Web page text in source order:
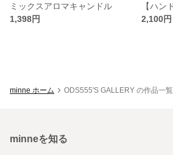
ミックスアロマキャンドル
1,398円
2,100円
minne ホーム ODS555'S GALLERY の作品一覧
minneを知る